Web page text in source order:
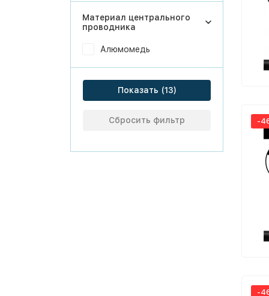
-
-
Материал центрального
проводника
Алюмомедь
Показать
Сбросить фильтр